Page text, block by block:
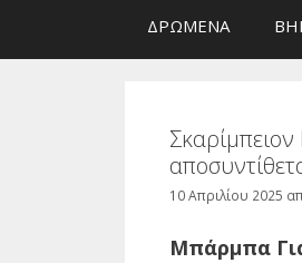
ΔΡΩΜΕΝΑ
10 Απριλίου 2025
Μπάρμπα